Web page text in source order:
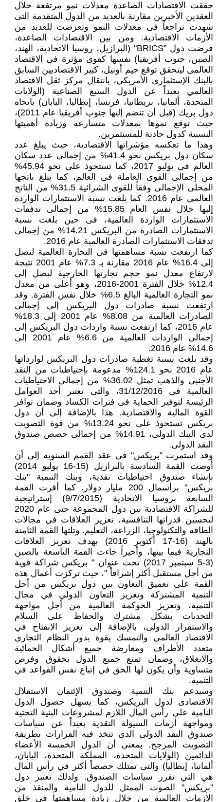
حققت الاقتصادات الصاعدة معدلات نمو مرتفعة خلال
العقدين الأخيرين مقارنة بالعديد من الدول المتقدمة التى
شهدت تراجعاً فى معدلات النمو وتعرضت للعديد من
الأزمات الاقتصادية. ومن بين الاقتصادات الصاعدة،
فرضت دول "BRICS" (البرازيل، روسيا الاتحادية، الهند،
الصين، جنوب أفريقيا) نفسها كقوى مؤثرة فى الاقتصاد
العالمى ليتحقق توقع جيم أونيل، كبير الاقتصاديين السابق
بالبنك الإستثمارى الأمريكي، بانتقال مركز ثقل الاقتصاد
العالمي بعيداً عن الدول السبع الصناعية (الولايات
المتحدة، ألمانيا، بريطانيا، فرنسا، إيطاليا، اليابان) باتجاه
دول بريك (قبل أن تنضم إليها جنوب أفريقيا عام 2011)،
حيث توقع نموها بمعدلات متسارعة وزيادة أهميتها
النسبية كدول جاذبة للمستثمرين.
وهذا ما تعكسه مؤشراتها الاقتصادية، حيث يبلغ عدد
سكان دول بريكس نحو 41.4% من إجمالى عدد سكان
العالم فى يوليو 2017، كما تستحوذ على نحو 45.94%
من إجمالى القوى العاملة فى العالم، كما يبلغ ناتجها
المحلى الإجمالى وفقاً للقوى الشرائية 31.5% من الناتج
العالمى عام 2016. كما بلغت نسبة الاستثمارات الواردة
إليها خلال نفس العام 15.85% من إجمالى تدفقات
الاستثمارات الواردة العالمية، فى حين بلغت نسبة
الاستثمارات الصادرة من البريكس 14.21% من إجمالى
تدفقات الاستثمارات الصادرة العالمية عام 2016.
كما ارتفعت نسبة مساهمتها فى التجارة العالمية لتصل
إلى 16.4% عام 2016 مقارنة بـ 7.3% عام 2001 نتيجة
لارتفاع معدل نمو حجم تجارتها الخارجية ليصل إلى
12.4% خلال الفترة 2001-2016، وهو أعلى من معدل
نمو التجارة العالمية البالغ 6.5% خلال نفس الفترة. وقد
ارتفعت نسبة صادرات دول البريكس إلى إجمالى
الصادرات العالمية من 8.08% عام 2001 إلى 18.3%
عام 2016، كما ارتفعت نسبة واردات دول البريكس إلى
إجمالى الواردات العالمية من 6.6% عام 2001 إلى
14.6% عام 2016.
وقد بلغت نسبة تغطية صادرات دول البريكس لوارداتها
عام 2016 نحو 124.1% مدعومة بإحتياطيات من النقد
الأجنبى والذهب تمثل 36.02% من إجمالى الاحتياطيات
العالمية فى 31/12/2016، والتى تعتبر أحد العوامل
الرئيسة لتوفير الحماية فى فترات الكساد وضمان توافر
القوة المالية والاقتصادية. هذا بالإضافة إلى أن دول
بريكس تستحوذ على نحو 13.24% من قوة التصويت
لدى البنك الدولى، 14.91% من إجمالى حصص صندوق
النقد الدولى.
وقد استمرت "بريكس" فى عقد القمم السنوية إلى أن
أوصت القمة السادسة بالبرازيل (15-16 يوليو 2014)
بإنشاء صندوق احتياطيات نقدية، وبنك التنمية "بنك
بريكس" برأسمال 200 مليار دولار. كما أقرت القمة
السابعة بروسيا الاتحادية (9/7/2015) إستراتيجية
للشراكة الاقتصادية بين دول المجموعة حتى عام 2020
لتحسين قدراتها التنافسية، تعزيز العلاقات في مجالات
الطاقة والتكنولوجيا، الزراعة، التعليم. وتلتها القمة الثامنة
بالهند (16-17 أكتوبر 2016) بهدف تعزيز العلاقات
التجارية فيما بينها، وأخيراً جاءت القمة التاسعة بالصين
(3-5 سبتمبر 2017) تحت عنوان " بريكس شراكة قوية
من أجل مستقبل أكثر إشراقاً "، حيث تركزت أعمال هذه
القمة على تعميق التعاون بين دول بريكس من أجل
التنمية المشتركة وتعزيز التعاون الدولي في مجال
التنمية، وتعزيز الحوكمة العالمية من أجل مواجهة
التحديات بشكل مشترك والحفاظ على السلام
والاستقرار الدولى، بالإضافة إلى تعزيز الانفتاح في
الاقتصاد العالمي والتمسك بقوة بدور النظام التجاري
متعدد الأطراف ومعارضة جميع أشكال الحمائية
والانغلاق، وضمان تمتع جميع الدول بحقوق وفرص
متساوية وأن يكون لها الحق في إتباع نفس القواعد في
التنمية.
وسيدعم بنك التنمية وصندوق الإئتمان الاستقلال
الاقتصادى لدول البريكس، كما يسهل حصول الدول
النامية على رأس المال اللازم لمشروعات البنية التحتية
ومواجهة أزمات السيولة النقدية بعيداً عن سياسات
صندوق النقد الدولى الذى تتخذ فيه القرارات بطريقة
التصويت المرجح. بمعنى أن الدول الخمسة الأعضاء
الدائمين (الولايات المتحدة، المملكة المتحدة، اليابان،
ألمانيا، إيطاليا) والتى تمتلك حصصاً أكثر في رأس المال
هي التي تقرر سياسات الصندوق. ولذلك تعتبر دول
"بريكس" الصوت الممثل للدول النامية والمنقذ من
الأزمات العالمية من خلال زيادة مساهمتها فى خلق